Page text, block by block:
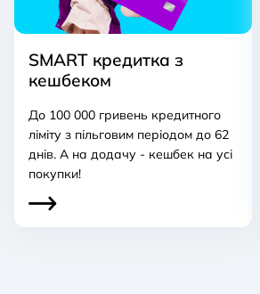
SMART кредитка з
кешбеком
До 100 000 гривень кредитного
ліміту з пільговим періодом до 62
днів. А на додачу - кешбек на усі
покупки!